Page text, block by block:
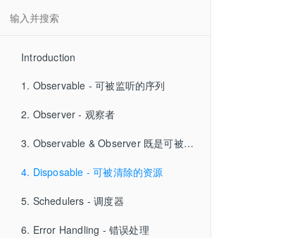
Introduction
1. Observable - 可被监听的序列
2. Observer - 观察者
3. Observable & Observer 既是可被监听的序列也是观察者
4. Disposable - 可被清除的资源
5. Schedulers - 调度器
6. Error Handling - 错误处理